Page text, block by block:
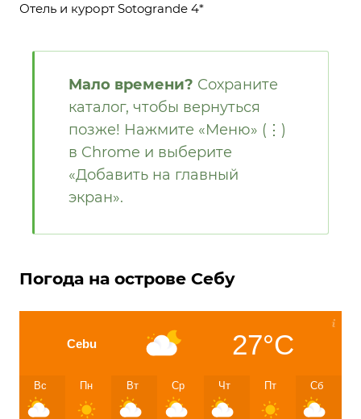
Отель и курорт Sotogrande 4*
Мало времени? Сохраните
каталог, чтобы вернуться
позже! Нажмите «Меню» (⋮)
в Chrome и выберите
«Добавить на главный
экран».
Погода на острове Себу
Cebu 27°C
Вс Пн Вт Ср Чт Пт Сб